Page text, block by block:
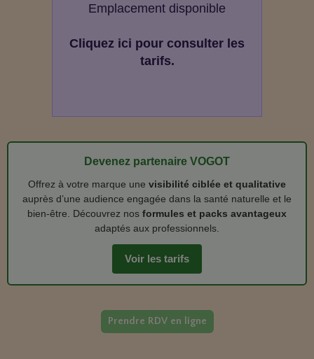
Emplacement disponible
Cliquez ici pour consulter les
tarifs.
Devenez partenaire VOGOT
Offrez à votre marque une visibilité ciblée et qualitative
auprès d’une audience engagée dans la santé naturelle et le
bien‑être. Découvrez nos formules et packs avantageux
adaptés aux professionnels.
Voir les tarifs
Prendre RDV en ligne